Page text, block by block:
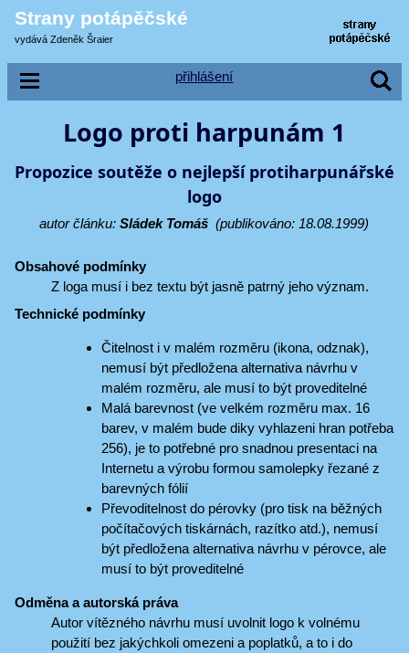
Strany potápěčské
vydává Zdeněk Šraier
přihlášení
Logo proti harpunám 1
Propozice soutěže o nejlepší protiharpunářské
logo
autor článku:Sládek Tomáš (publikováno: 18.08.1999)
Obsahové podmínky
Z loga musí i bez textu být jasně patrný jeho význam.
Technické podmínky
Čitelnost i v malém rozměru (ikona, odznak),
nemusí být předložena alternativa návrhu v
malém rozměru, ale musí to být proveditelné
Malá barevnost (ve velkém rozměru max. 16
barev, v malém bude diky vyhlazeni hran potřeba
256), je to potřebné pro snadnou presentaci na
Internetu a výrobu formou samolepky řezané z
barevných fólií
Převoditelnost do pérovky (pro tisk na běžných
počítačových tiskárnách, razítko atd.), nemusí
být předložena alternativa návrhu v pérovce, ale
musí to být proveditelné
Odměna a autorská práva
Autor vítězného návrhu musí uvolnit logo k volnému
použití bez jakýchkoli omezeni a poplatků, a to i do